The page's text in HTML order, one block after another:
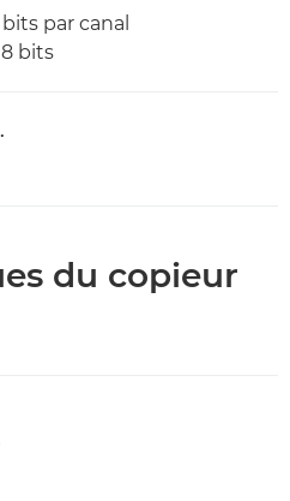
par canal
bits
du copieur